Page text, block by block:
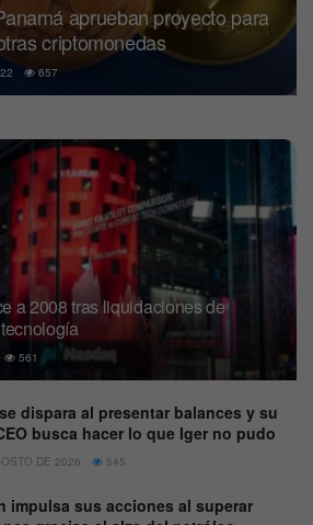
aprueban proyecto para
criptomonedas
657
a 2008 tras liquidaciones de
561
dispara al presentar balances y su
busca hacer lo que Iger no pudo
DE 2026 545
impulsa sus acciones al superar